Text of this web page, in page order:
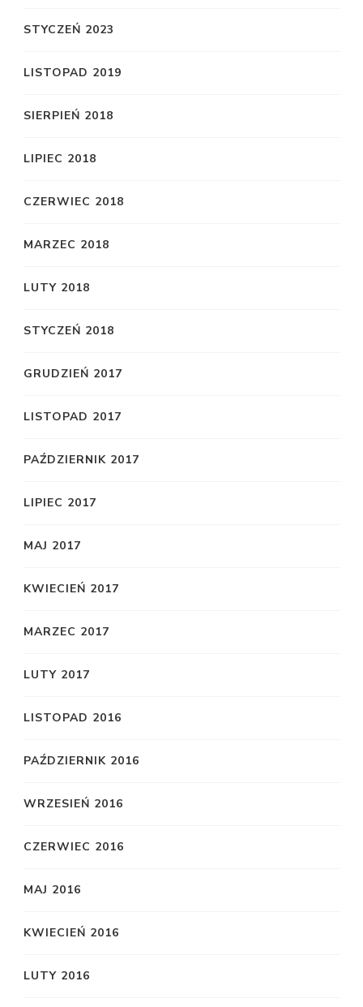
STYCZEŃ 2023
LISTOPAD 2019
SIERPIEŃ 2018
LIPIEC 2018
CZERWIEC 2018
MARZEC 2018
LUTY 2018
STYCZEŃ 2018
GRUDZIEŃ 2017
LISTOPAD 2017
PAŹDZIERNIK 2017
LIPIEC 2017
MAJ 2017
KWIECIEŃ 2017
MARZEC 2017
LUTY 2017
LISTOPAD 2016
PAŹDZIERNIK 2016
WRZESIEŃ 2016
CZERWIEC 2016
MAJ 2016
KWIECIEŃ 2016
LUTY 2016